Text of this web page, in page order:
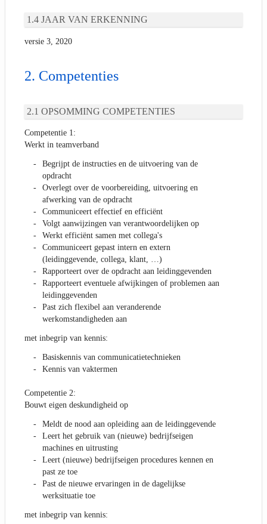
JAAR VAN ERKENNING
versie 3, 2020
Competenties
OPSOMMING COMPETENTIES
Competentie 1:
Werkt in teamverband
Begrijpt de instructies en de uitvoering van de
opdracht
Overlegt over de voorbereiding, uitvoering en
afwerking van de opdracht
Communiceert effectief en efficiënt
Volgt aanwijzingen van verantwoordelijken op
Werkt efficiënt samen met collega's
Communiceert gepast intern en extern
(leidinggevende, collega, klant, …)
Rapporteert over de opdracht aan leidinggevenden
Rapporteert eventuele afwijkingen of problemen aan
leidinggevenden
Past zich flexibel aan veranderende
werkomstandigheden aan
met inbegrip van kennis:
Basiskennis van communicatietechnieken
Kennis van vaktermen
Competentie 2:
Bouwt eigen deskundigheid op
Meldt de nood aan opleiding aan de leidinggevende
Leert het gebruik van (nieuwe) bedrijfseigen
machines en uitrusting
Leert (nieuwe) bedrijfseigen procedures kennen en
past ze toe
Past de nieuwe ervaringen in de dagelijkse
werksituatie toe
met inbegrip van kennis: